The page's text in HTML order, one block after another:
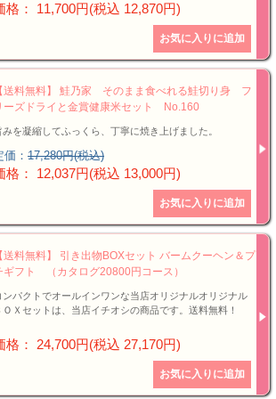
格： 11,700円(税込 12,870円)
【送料無料】 鮭乃家 そのまま食べれる鮭切り身 フ
ーズドライと金賞健康米セット No.160
みを凝縮してふっくら、丁寧に焼き上げました。
価： 17,280円(税込)
格： 12,037円(税込 13,000円)
【送料無料】 引き出物BOXセット バームクーヘン＆プ
ギフト （カタログ20800円コース）
ンパクトでオールインワンな当店オリジナルオリジナル
ＯＸセットは、当店イチオシの商品です。送料無料！
格： 24,700円(税込 27,170円)